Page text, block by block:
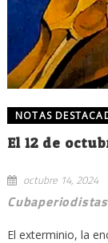
NOTAS
El 12 de
octubre 14, 2024
Cubaperiodistas
El exterminio, la